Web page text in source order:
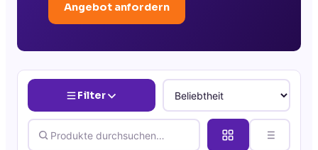
Angebot anfordern
Filter